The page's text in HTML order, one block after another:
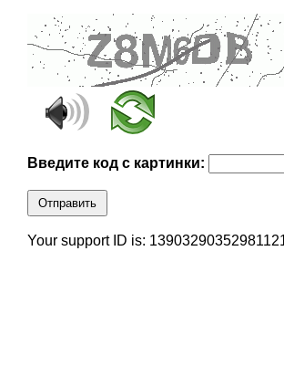
Введите код с картинки:
Отправить
Your support ID is: